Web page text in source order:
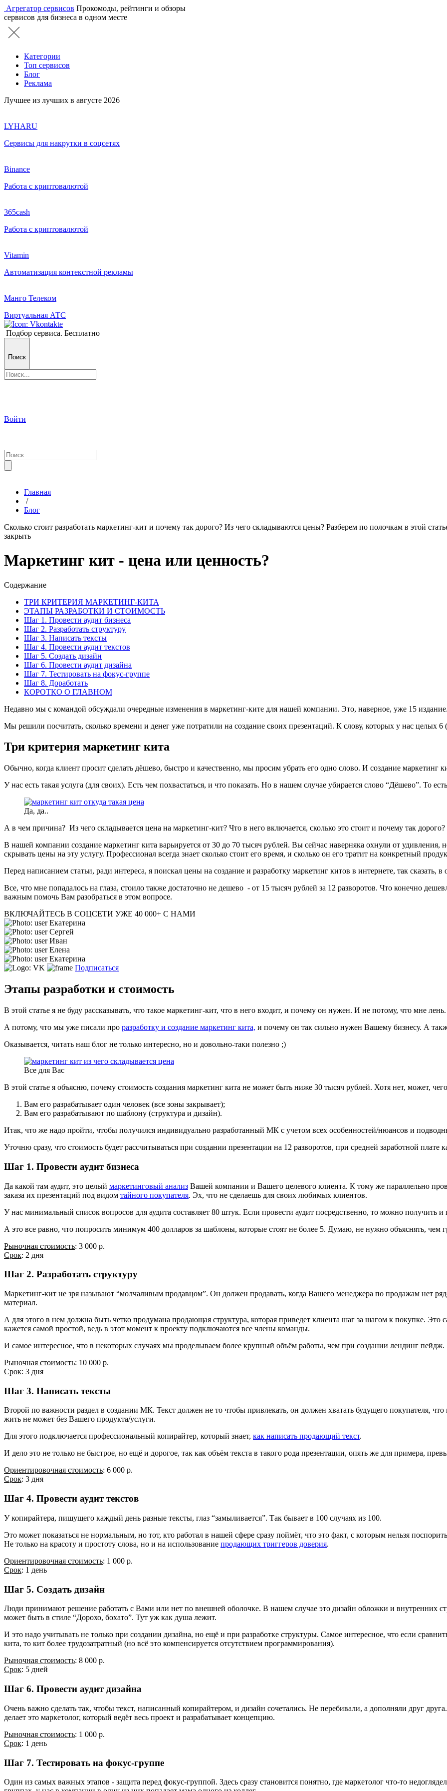
Агрегатор сервисов Прокомоды, рейтинги и обзоры
сервисов для бизнеса в одном месте
Категории
Топ сервисов
Блог
Реклама
Лучшее из лучших в августе 2026
LYHARU
Сервисы для накрутки в соцсетях
Binance
Работа с криптовалютой
365cash
Работа с криптовалютой
Vitamin
Автоматизация контекстной рекламы
Манго Телеком
Виртуальная АТС
Подбор сервиса. Бесплатно
Поиск
Войти
Главная
/
Блог
Сколько стоит разработать маркетинг-кит и почему так дорого? Из чего складываются цены? Разберем по полочкам в этой
закрыть
Маркетинг кит - цена или ценность?
Содержание
ТРИ КРИТЕРИЯ МАРКЕТИНГ-КИТА
ЭТАПЫ РАЗРАБОТКИ И СТОИМОСТЬ
Шаг 1. Провести аудит бизнеса
Шаг 2. Разработать структуру
Шаг 3. Написать тексты
Шаг 4. Провести аудит текстов
Шаг 5. Создать дизайн
Шаг 6. Провести аудит дизайна
Шаг 7. Тестировать на фокус-группе
Шаг 8. Доработать
КОРОТКО О ГЛАВНОМ
Недавно мы с командой обсуждали очередные изменения в маркетинг-ките для нашей компании. Это, наверное, уже 15
Мы решили посчитать, сколько времени и денег уже потратили на создание своих презентаций. К слову, которых у нас целых
Три критерия маркетинг кита
Обычно, когда клиент просит сделать дёшево, быстро и качественно, мы просим убрать его одно слово. И создание маркетинг
У нас есть такая услуга (для своих). Есть чем похвастаться, и что показать. Но в нашем случае убирается слово “Дёшево”. То
Да, да..
А в чем причина? Из чего складывается цена на маркетинг-кит? Что в него включается, сколько это стоит и почему так дорого?
В нашей компании создание маркетинг кита варьируется от 30 до 70 тысяч рублей. Вы сейчас наверняка охнули от
скрывать цены на эту услугу. Профессионал всегда знает сколько стоит его время, и сколько он его тратит на конкретный
Перед написанием статьи, ради интереса, я поискал цены на создание и разработку маркетинг китов в интернете, так сказать,
Все, что мне попадалось на глаза, стоило также достаточно не дешево - от 15 тысяч рублей за 12 разворотов. Что конечно
важным помочь Вам разобраться в этом вопросе.
ВКЛЮЧАЙТЕСЬ В СОЦСЕТИ УЖЕ 40 000+ С НАМИ
Екатерина
Сергей
Иван
Елена
Екатерина
Подписаться
Этапы разработки и стоимость
В этой статье я не буду рассказывать, что такое маркетинг-кит, что в него входит, и почему он нужен. И не потому, что мне лень.
А потому, что мы уже писали про разработку и создание маркетинг кита, и почему он так сильно нужен Вашему бизнесу. А
Оказывается, читать наш блог не только интересно, но и довольно-таки полезно ;)
Все для Вас
В этой статье я объясню, почему стоимость создания маркетинг кита не может быть ниже 30 тысяч рублей. Хотя нет, может,
Вам его разрабатывает один человек (все зоны закрывает);
Вам его разрабатывают по шаблону (структура и дизайн).
Итак, что же надо пройти, чтобы получился индивидуально разработанный МК с учетом всех особенностей/нюансов и
Уточню сразу, что стоимость будет рассчитываться при создании презентации на 12 разворотов, при средней заработной плате
Шаг 1. Провести аудит бизнеса
Да какой там аудит, это целый маркетинговый анализ Вашей компании и Вашего целевого клиента. К тому же параллельно
заказа их презентаций под видом тайного покупателя. Эх, что не сделаешь для своих любимых клиентов.
У нас минимальный список вопросов для аудита составляет 80 штук. Если провести аудит посредственно, то можно получить и
А это все равно, что попросить минимум 400 долларов за шаблоны, которые стоят не более 5. Думаю, не нужно объяснять, чем
Рыночная стоимость: 3 000 р.
Срок: 2 дня
Шаг 2. Разработать структуру
Маркетинг-кит не зря называют “молчаливым продавцом”. Он должен продавать, когда Вашего менеджера по продажам нет
материал.
А для этого в нем должна быть четко продумана продающая структура, которая приведет клиента шаг за шагом к покупке. Это
кажется самой простой, ведь в этот момент к проекту подключаются все члены команды.
И самое интересное, что в некоторых случаях мы проделываем более крупный объём работы, чем при создании лендинг пейдж.
Рыночная стоимость: 10 000 р.
Срок: 3 дня
Шаг 3. Написать тексты
Второй по важности раздел в создании МК. Текст должен не то чтобы привлекать, он должен хватать будущего покупателя, что
жить не может без Вашего продукта/услуги.
Для этого подключается профессиональный копирайтер, который знает, как написать продающий текст.
И дело это не только не быстрое, но ещё и дорогое, так как объём текста в такого рода презентации, опять же для примера,
Ориентировочная стоимость: 6 000 р.
Срок: 3 дня
Шаг 4. Провести аудит текстов
У копирайтера, пишущего каждый день разные тексты, глаз “замыливается”. Так бывает в 100 случаях из 100.
Это может показаться не нормальным, но тот, кто работал в нашей сфере сразу поймёт, что это факт, с которым нельзя
Не только на красоту и простоту слова, но и на использование продающих триггеров доверия.
Ориентировочная стоимость: 1 000 р.
Срок: 1 день
Шаг 5. Создать дизайн
Люди принимают решение работать с Вами или нет по внешней оболочке. В нашем случае это дизайн обложки и внутренних
может быть в стиле “Дорохо, бохато”. Тут уж как душа лежит.
И это надо учитывать не только при создании дизайна, но ещё и при разработке структуры. Самое интересное, что если
кита, то кит более трудозатратный (но всё это компенсируется отсутствием программирования).
Рыночная стоимость: 8 000 р.
Срок: 5 дней
Шаг 6. Провести аудит дизайна
Очень важно сделать так, чтобы текст, написанный копирайтером, и дизайн сочетались. Не перебивали, а дополняли друг
делает это маркетолог, который ведёт весь проект и разрабатывает концепцию.
Рыночная стоимость: 1 000 р.
Срок: 1 день
Шаг 7. Тестировать на фокус-группе
Один из самых важных этапов - защита перед фокус-группой. Здесь сразу становится понятно, где маркетолог что-то